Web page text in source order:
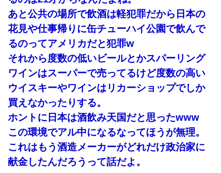
あと公共の場所で飲酒は軽犯罪だから日本の
花見や仕事帰りに缶チューハイ公園で飲んで
るのってアメリカだと犯罪w
それから度数の低いビールとかスパーリング
ワインはスーパーで売ってるけど度数の高い
ウイスキーやワインはリカーショップでしか
買えなかったりする。
ホントに日本は酒飲み天国だと思ったwww
この環境でアル中になるなってほうが無理。
これはもう酒造メーカーがどれだけ政治家に
献金したんだろうって話だよ。